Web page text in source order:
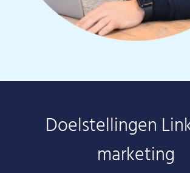
Doelstellingen
marketing